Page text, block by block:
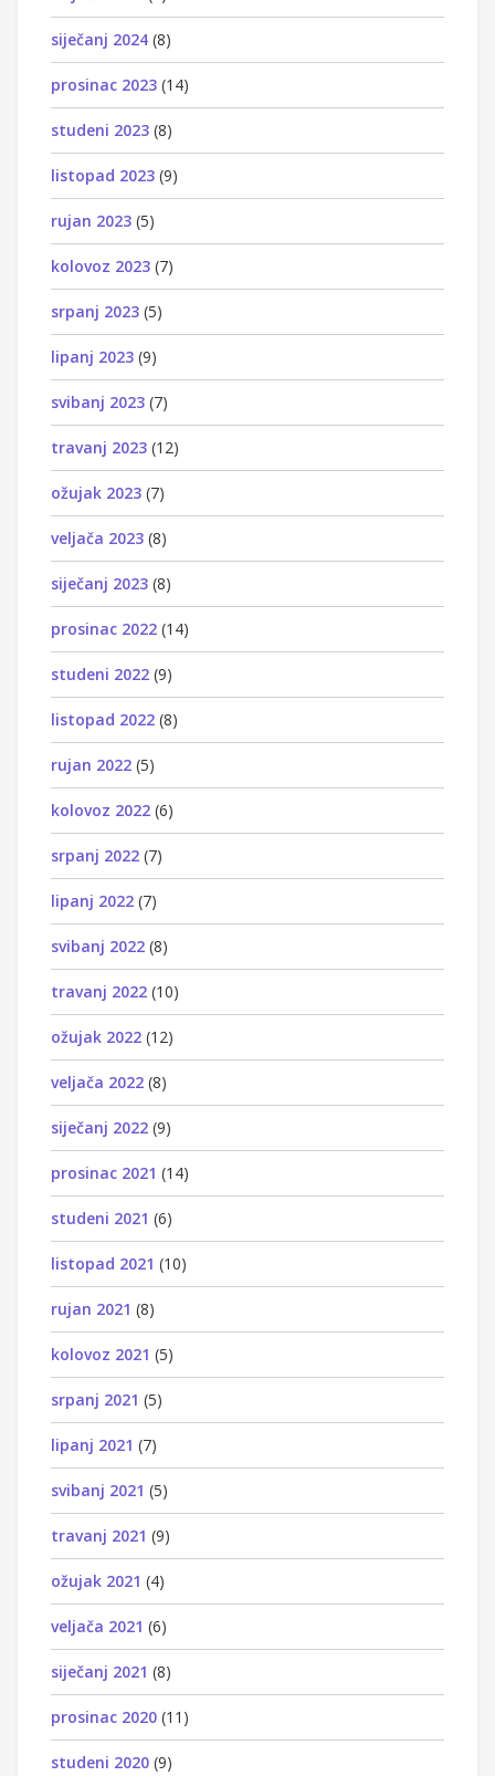
siječanj 2024 (8)
prosinac 2023 (14)
studeni 2023 (8)
listopad 2023 (9)
rujan 2023 (5)
kolovoz 2023 (7)
srpanj 2023 (5)
lipanj 2023 (9)
svibanj 2023 (7)
travanj 2023 (12)
ožujak 2023 (7)
veljača 2023 (8)
siječanj 2023 (8)
prosinac 2022 (14)
studeni 2022 (9)
listopad 2022 (8)
rujan 2022 (5)
kolovoz 2022 (6)
srpanj 2022 (7)
lipanj 2022 (7)
svibanj 2022 (8)
travanj 2022 (10)
ožujak 2022 (12)
veljača 2022 (8)
siječanj 2022 (9)
prosinac 2021 (14)
studeni 2021 (6)
listopad 2021 (10)
rujan 2021 (8)
kolovoz 2021 (5)
srpanj 2021 (5)
lipanj 2021 (7)
svibanj 2021 (5)
travanj 2021 (9)
ožujak 2021 (4)
veljača 2021 (6)
siječanj 2021 (8)
prosinac 2020 (11)
studeni 2020 (9)